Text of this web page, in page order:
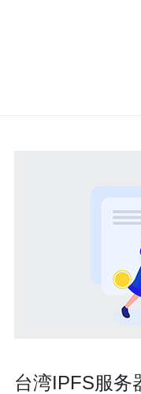
台湾IPFS服务